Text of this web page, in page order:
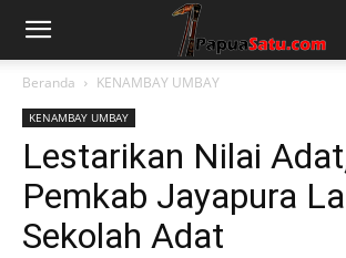
Beranda KENAMBAY UMBAY
KENAMBAY UMBAY
Lestarikan Nilai
Pemkab Jayapura
Sekolah Adat